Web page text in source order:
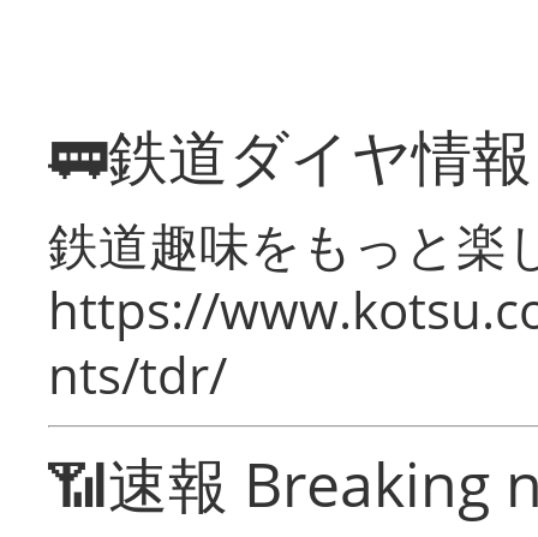
🚃鉄道ダイヤ情
鉄道趣味をもっと楽
https://
nts/tdr/
📶速報 Breaking